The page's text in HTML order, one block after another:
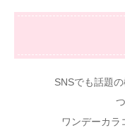
SNSでも話題
ワンデーカラ